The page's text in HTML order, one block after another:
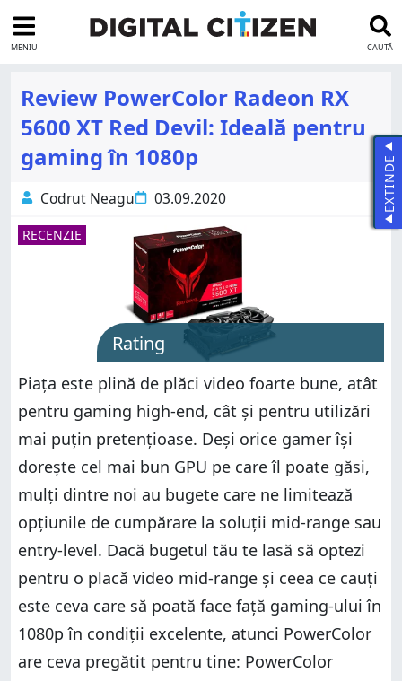
MENIU CAUTĂ
Review PowerColor Radeon RX
5600 XT Red Devil: Ideală pentru
gaming în 1080p
Codrut Neagu 03.09.2020
RECENZIE
Rating
Piața este plină de plăci video foarte bune, atât
pentru gaming high-end, cât și pentru utilizări
mai puțin pretențioase. Deși orice gamer își
dorește cel mai bun GPU pe care îl poate găsi,
mulți dintre noi au bugete care ne limitează
opțiunile de cumpărare la soluții mid-range sau
entry-level. Dacă bugetul tău te lasă să optezi
pentru o placă video mid-range și ceea ce cauți
este ceva care să poată face față gaming-ului în
1080p în condiții excelente, atunci PowerColor
are ceva pregătit pentru tine: PowerColor
EXTINDE